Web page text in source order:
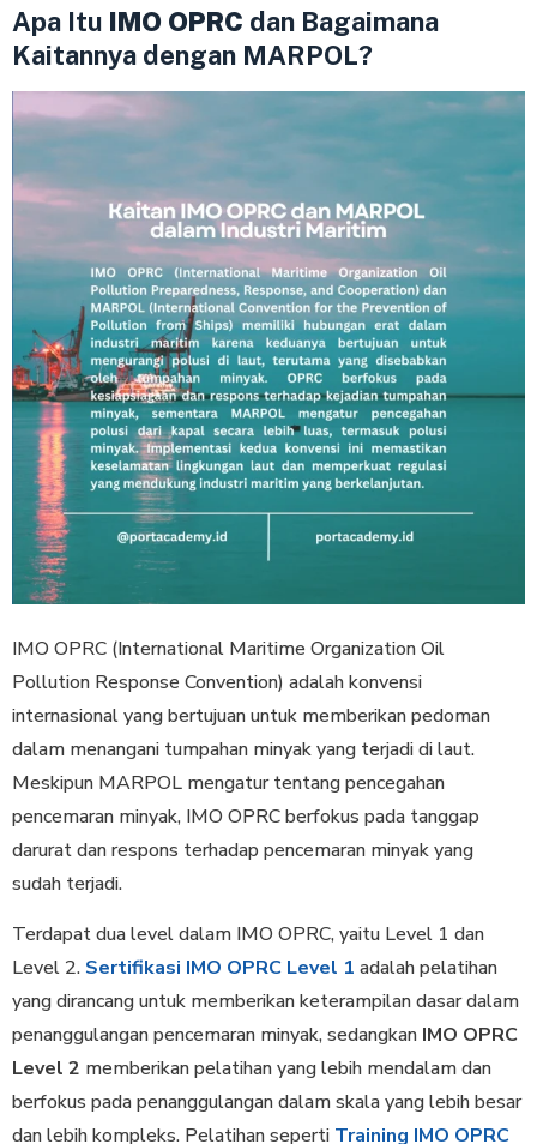
Apa Itu IMO OPRC dan Bagaimana
Kaitannya dengan MARPOL?
IMO OPRC (International Maritime Organization Oil
Pollution Response Convention) adalah konvensi
internasional yang bertujuan untuk memberikan pedoman
dalam menangani tumpahan minyak yang terjadi di laut.
Meskipun MARPOL mengatur tentang pencegahan
pencemaran minyak, IMO OPRC berfokus pada tanggap
darurat dan respons terhadap pencemaran minyak yang
sudah terjadi.
Terdapat dua level dalam IMO OPRC, yaitu Level 1 dan
Level 2. Sertifikasi IMO OPRC Level 1 adalah pelatihan
yang dirancang untuk memberikan keterampilan dasar dalam
penanggulangan pencemaran minyak, sedangkan IMO OPRC
Level 2 memberikan pelatihan yang lebih mendalam dan
berfokus pada penanggulangan dalam skala yang lebih besar
dan lebih kompleks. Pelatihan seperti Training IMO OPRC